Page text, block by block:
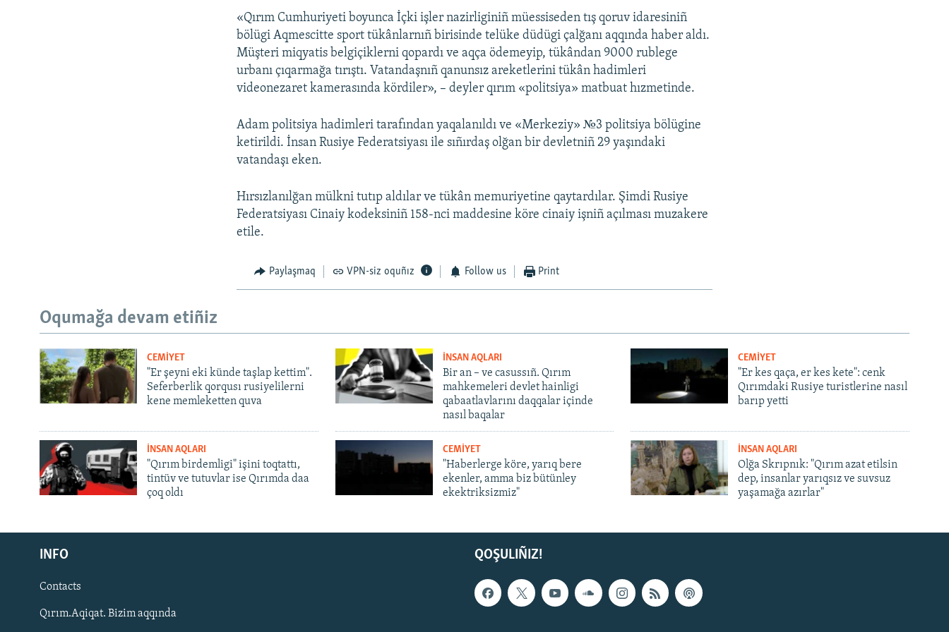
Русский
Українською
QOŞULIÑIZ!
«Qırım Cumhuriyeti boyunca İçki işler nazirliginiñ müessiseden tış qoruv idaresiniñ
bölügi Aqmescitte sport tükânlarnıñ birisinde telüke düdügi çalğanı aqqında haber aldı.
Müşteri miqyatis belgiçiklerni qopardı ve aqça ödemeyip, tükândan 9000 rublege
urbanı çıqarmağa tırıştı. Vatandaşnıñ qanunsız areketlerini tükân hadimleri
videonezaret kamerasında kördiler», – deyler qırım «politsiya» matbuat hızmetinde.
Adam politsiya hadimleri tarafından yaqalanıldı ve «Merkeziy» №3 politsiya bölügine
ketirildi. İnsan Rusiye Federatsiyası ile sıñırdaş olğan bir devletniñ 29 yaşındaki
vatandaşı eken.
Hırsızlanılğan mülkni tutıp aldılar ve tükân memuriyetine qaytardılar. Şimdi Rusiye
Federatsiyası Cinaiy kodeksiniñ 158-nci maddesine köre cinaiy işniñ açılması muzakere
etile.
Paylaşmaq VPN-siz oquñız Follow us Print
Oqumağa devam etiñiz
CEMİYET
"Er şeyni eki künde taşlap kettim".
Seferberlik qorqusı rusiyelilerni
kene memleketten quva
İNSAN AQLARI
Bir an – ve casussıñ. Qırım
mahkemeleri devlet hainligi
qabaatlavlarını daqqalar içinde
nasıl baqalar
CEMİYET
"Er kes qaça, er kes kete": cenk
Qırımdaki Rusiye turistlerine nasıl
barıp yetti
İNSAN AQLARI
"Qırım birdemligi" işini toqtattı,
tintüv ve tutuvlar ise Qırımda daa
çoq oldı
CEMİYET
"Haberlerge köre, yarıq bere
ekenler, amma biz bütünley
ekektriksizmiz"
İNSAN AQLARI
Olğa Skrıpnık: "Qırım azat etilsin
dep, insanlar yarıqsız ve suvsuz
yaşamağa azırlar"
QOŞULIÑIZ!
INFO
Contacts
Qırım.Aqiqat. Bizim aqqında